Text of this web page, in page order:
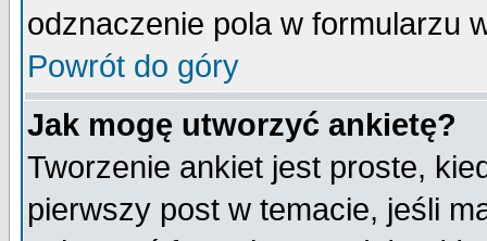
odznaczenie pola w formularzu
Powrót do góry
Jak mogę utworzyć ankietę?
Tworzenie ankiet jest proste,
pierwszy post w temacie, jeśli